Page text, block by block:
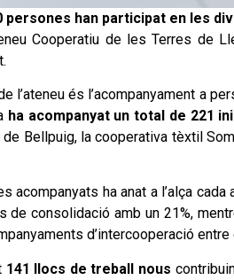
persones han participat en les
Cooperatiu de les Terres de
l’ateneu és l’acompanyament a
ha acompanyat un total de 221
Bellpuig, la cooperativa tèxtil
acompanyats ha anat a l’alça
de consolidació amb un 21%,
d’intercooperació
141 llocs de treball nous